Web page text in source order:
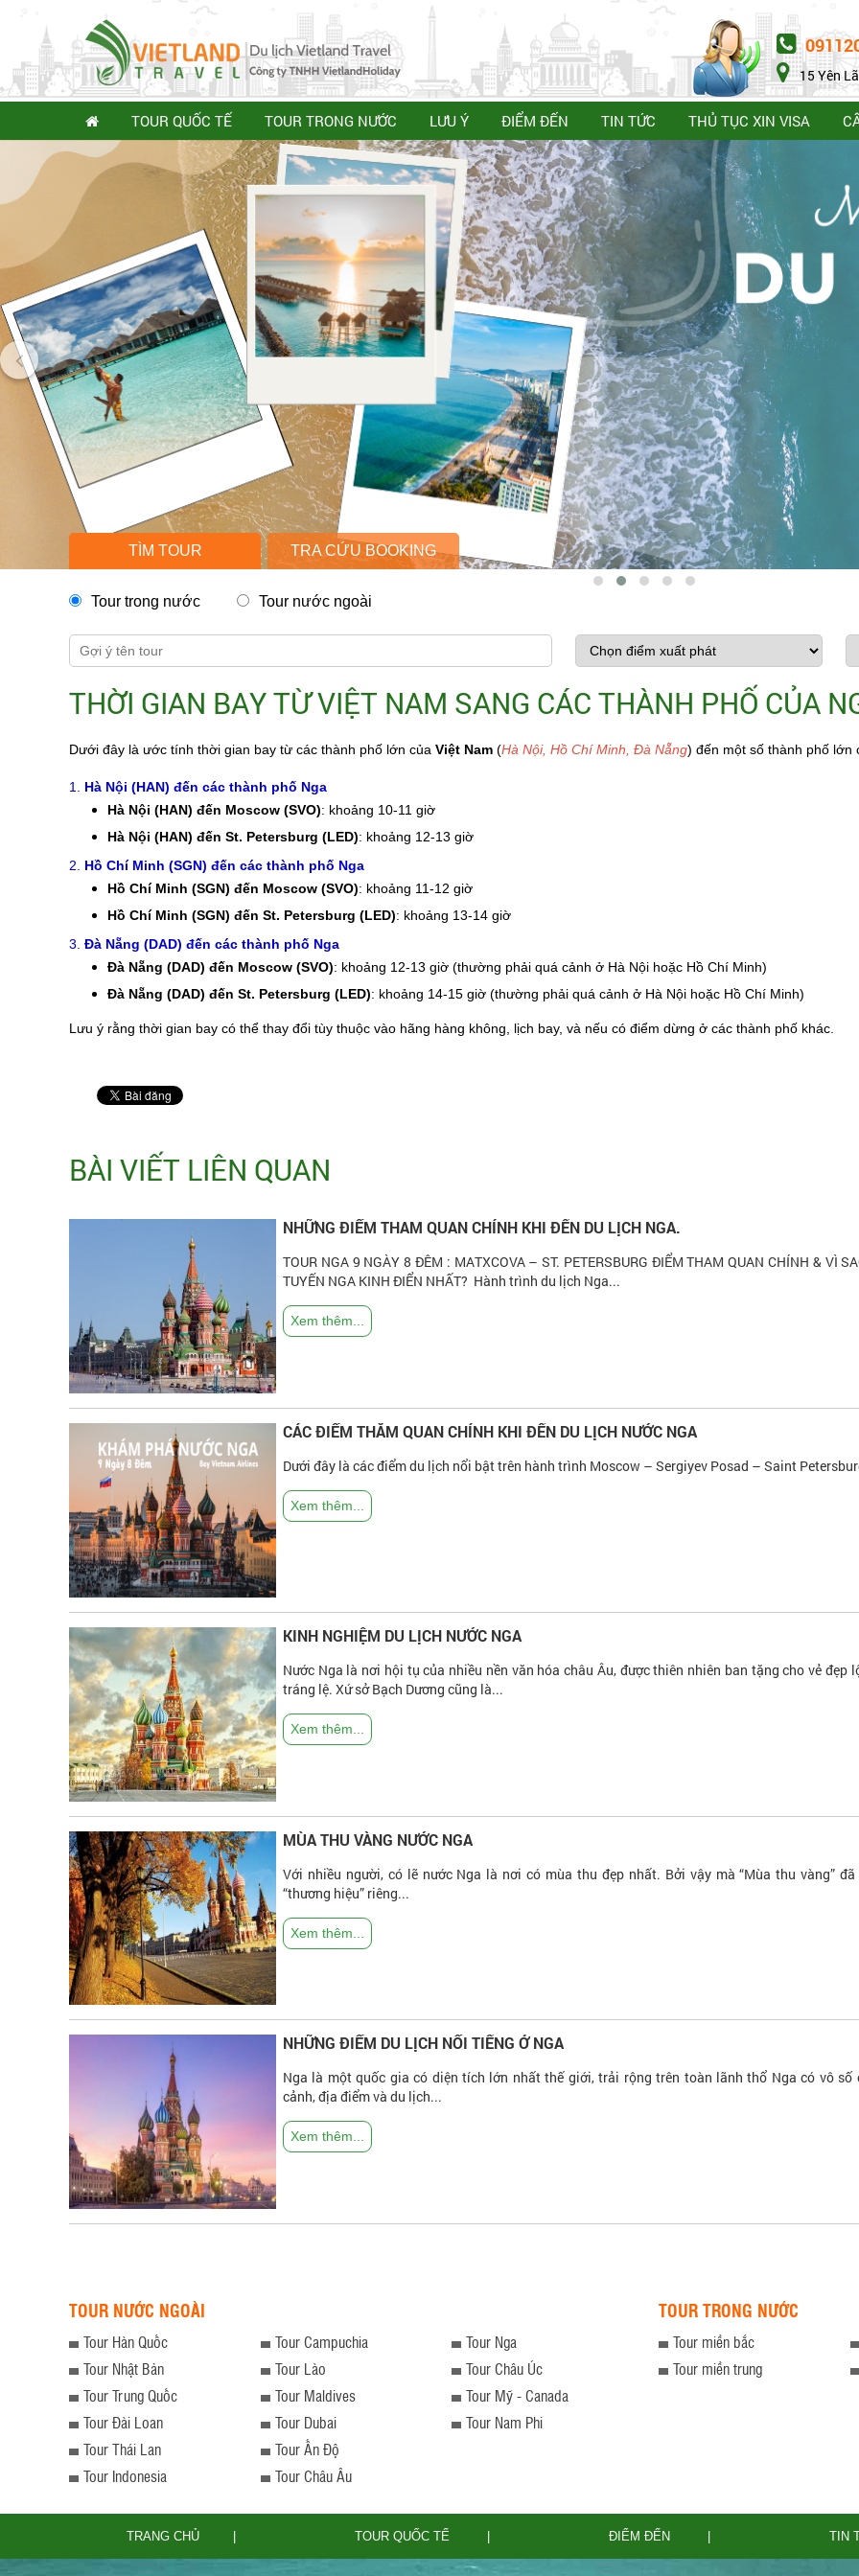
15 Yên
TOUR QUỐC TẾ TOUR TRONG NƯỚC LƯU Ý ĐIỂM ĐẾN TIN TỨC THỦ TỤC XIN VISA
TÌM TOUR TRA CỨU BOOKING
Tour trong nước Tour nước ngoài
THỜI GIAN BAY TỪ VIỆT NAM SANG CÁC THÀNH PHỐ CỦA
Dưới đây là ước tính thời gian bay từ các thành phố lớn của Việt Nam (Hà Nội, Hồ Chí Minh, Đà Nẵng) đến một số thành phố lớn
1. Hà Nội (HAN) đến các thành phố Nga
Hà Nội (HAN) đến Moscow (SVO): khoảng 10-11 giờ
Hà Nội (HAN) đến St. Petersburg (LED): khoảng 12-13 giờ
2. Hồ Chí Minh (SGN) đến các thành phố Nga
Hồ Chí Minh (SGN) đến Moscow (SVO): khoảng 11-12 giờ
Hồ Chí Minh (SGN) đến St. Petersburg (LED): khoảng 13-14 giờ
3. Đà Nẵng (DAD) đến các thành phố Nga
Đà Nẵng (DAD) đến Moscow (SVO): khoảng 12-13 giờ (thường phải quá cảnh ở Hà Nội hoặc Hồ Chí Minh)
Đà Nẵng (DAD) đến St. Petersburg (LED): khoảng 14-15 giờ (thường phải quá cảnh ở Hà Nội hoặc Hồ Chí Minh)
Lưu ý rằng thời gian bay có thể thay đổi tùy thuộc vào hãng hàng không, lịch bay, và nếu có điểm dừng ở các thành phố khác.
BÀI VIẾT LIÊN QUAN
NHỮNG ĐIỂM THAM QUAN CHÍNH KHI ĐẾN DU LỊCH NGA.
TOUR NGA 9 NGÀY 8 ĐÊM : MATXCOVA – ST. PETERSBURG ĐIỂM THAM QUAN CHÍNH & VÌ
TUYẾN NGA KINH ĐIỂN NHẤT? Hành trình du lịch Nga...
Xem thêm...
CÁC ĐIỂM THĂM QUAN CHÍNH KHI ĐẾN DU LỊCH NƯỚC NGA
Dưới đây là các điểm du lịch nổi bật trên hành trình Moscow – Sergiyev Posad – Saint
Xem thêm...
KINH NGHIỆM DU LỊCH NƯỚC NGA
Nước Nga là nơi hội tụ của nhiều nền văn hóa châu Âu, được thiên nhiên ban tặng cho vẻ đẹp
tráng lệ. Xứ sở Bạch Dương cũng là...
Xem thêm...
MÙA THU VÀNG NƯỚC NGA
Với nhiều người, có lẽ nước Nga là nơi có mùa thu đẹp nhất. Bởi vậy mà “Mùa thu vàng”
“thương hiệu” riêng...
Xem thêm...
NHỮNG ĐIỂM DU LỊCH NỔI TIẾNG Ở NGA
Nga là một quốc gia có diện tích lớn nhất thế giới, trải rộng trên toàn lãnh thổ Nga có vô số
cảnh, địa điểm và du lịch...
Xem thêm...
TOUR NƯỚC NGOÀI
Tour Hàn Quốc
Tour Nhật Bản
Tour Trung Quốc
Tour Đài Loan
Tour Thái Lan
Tour Indonesia
Tour Campuchia
Tour Lào
Tour Maldives
Tour Dubai
Tour Ấn Độ
Tour Châu Âu
Tour Nga
Tour Châu Úc
Tour Mỹ - Canada
Tour Nam Phi
TOUR TRONG NƯỚC
Tour miền bắc
Tour miền trung
TRANG CHỦ TOUR QUỐC TẾ ĐIỂM ĐẾN TIN